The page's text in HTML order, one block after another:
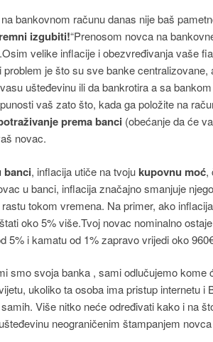
bankovnom računu danas nije baš
izgubiti!“Prenosom novca na
velike inflacije i obezvređivanja vaše
je što su sve banke
ušteđevinu ili da bankrotira a sa
vaš zato što, kada ga položite na
prema banci (obećanje da će
novac.
banci, inflacija utiče na tvoju kupovnu moć,
u banci, inflacija značajno smanjuje
tokom vremena. Na primer, ako
oko 5% više.Tvoj novac nominalno
5% i kamatu od 1% zapravo vrijedi oko
smo svoja banka , sami odlučujemo
ukoliko ta osoba ima pristup internetu
Više nitko neće određivati kako i na
neograničenim štampanjem